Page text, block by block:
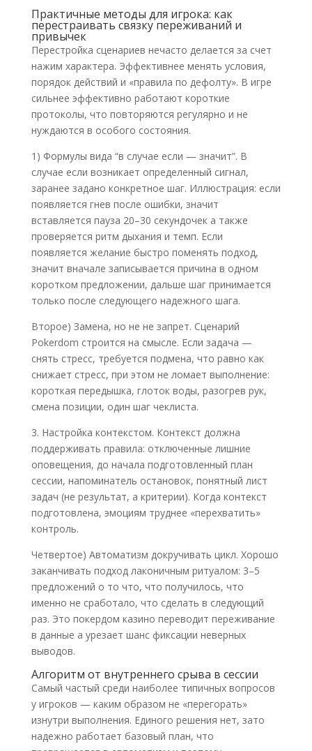
Практичные методы для игрока: как
перестраивать связку переживаний и
привычек
Перестройка сценариев нечасто делается за счет
нажим характера. Эффективнее менять условия,
порядок действий и «правила по дефолту». В игре
сильнее эффективно работают короткие
протоколы, что повторяются регулярно и не
нуждаются в особого состояния.
1) Формулы вида “в случае если — значит”. В
случае если возникает определенный сигнал,
заранее задано конкретное шаг. Иллюстрация: если
появляется гнев после ошибки, значит
вставляется пауза 20–30 секундочек а также
проверяется ритм дыхания и темп. Если
появляется желание быстро поменять подход,
значит вначале записывается причина в одном
коротком предложении, дальше шаг принимается
только после следующего надежного шага.
Второе) Замена, но не не запрет. Сценарий
Pokerdom строится на смысле. Если задача —
снять стресс, требуется подмена, что равно как
снижает стресс, при этом не ломает выполнение:
короткая передышка, глоток воды, разогрев рук,
смена позиции, один шаг чеклиста.
3. Настройка контекстом. Контекст должна
поддерживать правила: отключенные лишние
оповещения, до начала подготовленный план
сессии, напоминатель остановок, понятный лист
задач (не результат, а критерии). Когда контекст
подготовлена, эмоциям труднее «перехватить»
контроль.
Четвертое) Автоматизм докручивать цикл. Хорошо
заканчивать подход лаконичным ритуалом: 3–5
предложений о то что, что получилось, что
именно не сработало, что сделать в следующий
раз. Это покердом казино переводит переживание
в данные а урезает шанс фиксации неверных
выводов.
Алгоритм от внутреннего срыва в сессии
Самый частый среди наиболее типичных вопросов
у игроков — каким образом не «перегорать»
изнутри выполнения. Единого решения нет, зато
надежно работает базовый план, что